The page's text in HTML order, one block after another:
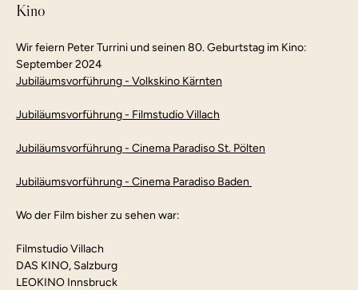
Kino
Wir feiern Peter Turrini und seinen 80. Geburtstag im Kino:
September 2024
Jubiläumsvorführung - Volkskino Kärnten
Jubiläumsvorführung - Filmstudio Villach
Jubiläumsvorführung - Cinema Paradiso St. Pölten
Jubiläumsvorführung - Cinema Paradiso Baden
Wo der Film bisher zu sehen war:
Filmstudio Villach
DAS KINO, Salzburg
LEOKINO Innsbruck